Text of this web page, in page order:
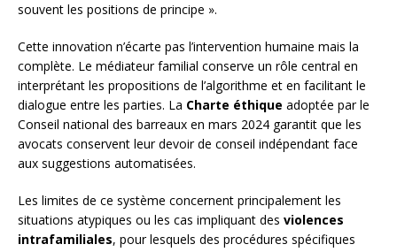
souvent les positions de principe ».
Cette innovation n’écarte pas l’intervention humaine mais la
complète. Le médiateur familial conserve un rôle central en
interprétant les propositions de l’algorithme et en facilitant le
dialogue entre les parties. La Charte éthique adoptée par le
Conseil national des barreaux en mars 2024 garantit que les
avocats conservent leur devoir de conseil indépendant face
aux suggestions automatisées.
Les limites de ce système concernent principalement les
situations atypiques ou les cas impliquant des violences
intrafamiliales, pour lesquels des procédures spécifiques